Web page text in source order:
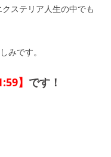
ステリア人生の中でも
みです。
】 です！